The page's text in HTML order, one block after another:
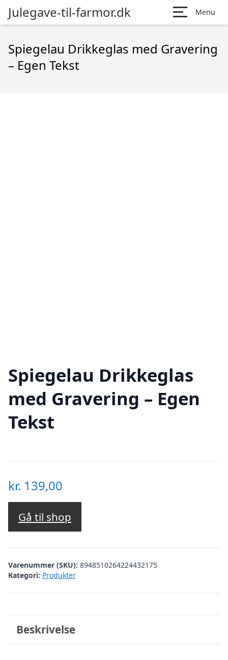
Julegave-til-farmor.dk Menu
Spiegelau Drikkeglas med Gravering
– Egen Tekst
Spiegelau Drikkeglas
med Gravering – Egen
Tekst
kr. 139,00
Gå til shop
Varenummer (SKU): 8948510264224432175
Kategori: Produkter
Beskrivelse